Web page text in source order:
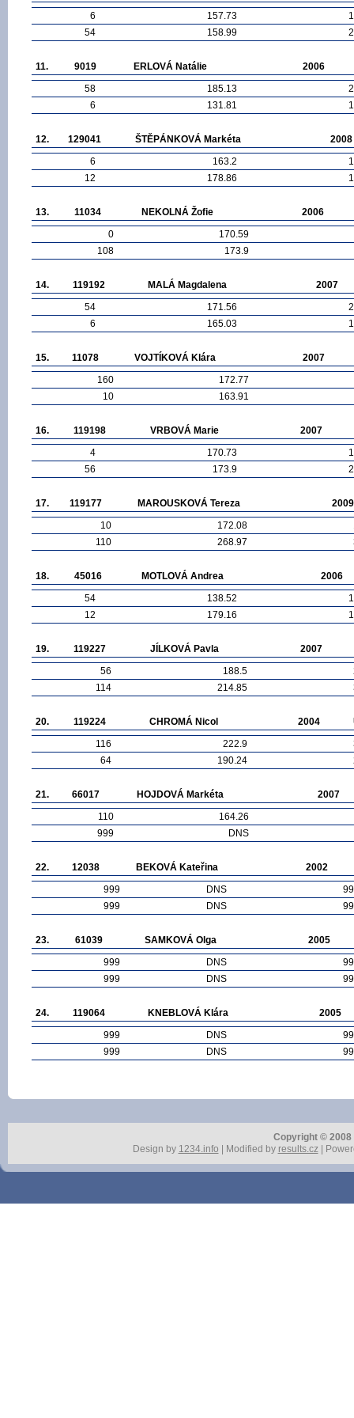
6 157.73
54
158.99
11. 9019 ERLOVÁ Natálie
2006
58
185.13
6
131.81
12. 129041 ŠTĚPÁNKOVÁ Markéta
2008
6
163.2
12
178.86
13. 11034 NEKOLNÁ Žofie
2006
0
170.59
108
173.9
14. 119192 MALÁ Magdalena
2007
54
171.56
6
165.03
15. 11078 VOJTÍKOVÁ Klára
2007
160
172.77
10
163.91
16. 119198 VRBOVÁ Marie
2007
4
170.73
56
173.9
17. 119177 MAROUSKOVÁ Tereza
2009
10
172.08
110
268.97
18. 45016 MOTLOVÁ Andrea
2006
54
138.52
12
179.16
19. 119227 JÍLKOVÁ Pavla
2007
56
188.5
114
214.85
20. 119224 CHROMÁ Nicol 2004
116
222.9
64
190.24
21. 66017 HOJDOVÁ Markéta
2007
110
164.26
999
DNS
22. 12038 BEKOVÁ Kateřina
2002
999
DNS
999
DNS
23. 61039 SAMKOVÁ Olga
2005
999
DNS
999
DNS
24. 119064 KNEBLOVÁ Klára
2005
999
DNS
999
DNS
Copyright ©
Design by 1234.info | Modified by results.cz|